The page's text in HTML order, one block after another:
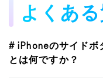
よくある
# iPhoneのサイドボ
とは何ですか？